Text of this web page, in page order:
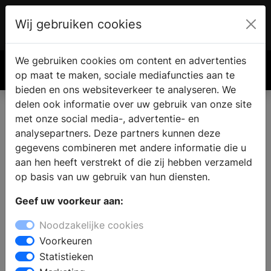
€ 0.00
Wij gebruiken cookies
We gebruiken cookies om content en advertenties
op maat te maken, sociale mediafuncties aan te
bieden en ons websiteverkeer te analyseren. We
delen ook informatie over uw gebruik van onze site
met onze social media-, advertentie- en
analysepartners. Deze partners kunnen deze
gegevens combineren met andere informatie die u
aan hen heeft verstrekt of die zij hebben verzameld
op basis van uw gebruik van hun diensten.
Geef uw voorkeur aan:
Noodzakelijke cookies
Voorkeuren
Statistieken